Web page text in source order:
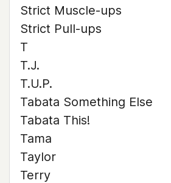
Strict Muscle-ups
Strict Pull-ups
T
T.J.
T.U.P.
Tabata Something Else
Tabata This!
Tama
Taylor
Terry